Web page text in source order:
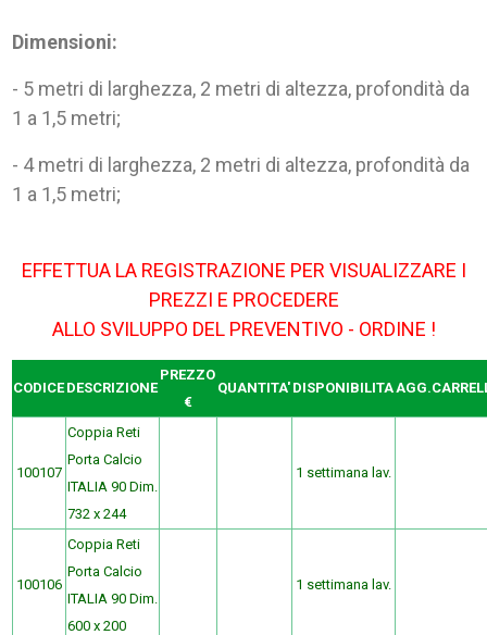
Dimensioni:
- 5 metri di larghezza, 2 metri di altezza, profondità da
1 a 1,5 metri;
- 4 metri di larghezza, 2 metri di altezza, profondità da
1 a 1,5 metri;
EFFETTUA LA REGISTRAZIONE PER VISUALIZZARE I
PREZZI E PROCEDERE
ALLO SVILUPPO DEL PREVENTIVO - ORDINE !
CODICEDESCRIZIONE
PREZZO
€
QUANTITA' DISPONIBILITA
100107
Coppia Reti
Porta Calcio
ITALIA 90 Dim.
732 x 244
1 settimana lav.
100106
Coppia Reti
Porta Calcio
ITALIA 90 Dim.
600 x 200
1 settimana lav.